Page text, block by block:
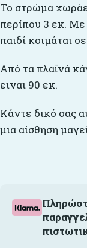
Το στρώμα
περίπου 3 εκ. Με
παιδί κοιμάται
Από τα πλαϊνά
ειναι 90 εκ.
Κάντε δικό σας
μια αίσθηση